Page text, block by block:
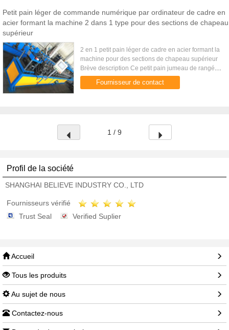
Petit pain léger de commande numérique par ordinateur de cadre en
acier formant la machine 2 dans 1 type pour des sections de chapeau
supérieur
2 en 1 petit pain léger de cadre en acier formant la
machine pour des sections de chapeau supérieur
Brève description Ce petit pain jumeau de rangée
formant la machine peut produire 2 tailles
différentes des ...
Fournisseur de contact
1 / 9
Profil de la société
SHANGHAI BELIEVE INDUSTRY CO., LTD
Fournisseurs vérifié
Trust Seal
Verified Suplier
Accueil
Tous les produits
Au sujet de nous
Contactez-nous